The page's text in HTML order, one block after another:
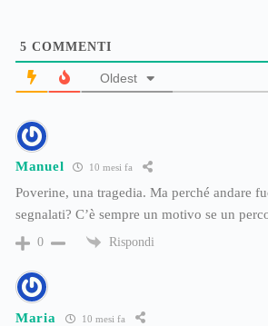
5 COMMENTI
Oldest
Manuel 10 mesi fa
Poverine, una tragedia. Ma perché andare
segnalati? C’è sempre un motivo se un
0 Rispondi
Maria 10 mesi fa